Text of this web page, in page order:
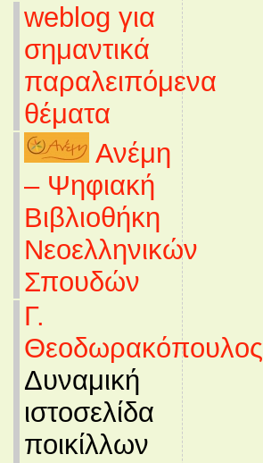
weblog για
σημαντικά
παραλειπόμενα
θέματα
Ανέμη
– Ψηφιακή
Βιβλιοθήκη
Νεοελληνικών
Σπουδών
Γ.
Θεοδωρακόπουλος
Δυναμική
ιστοσελίδα
ποικίλλων